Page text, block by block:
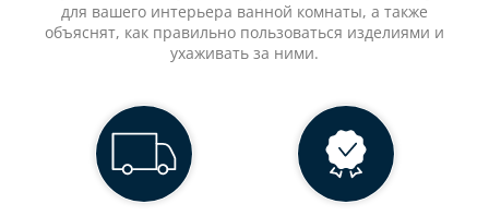
для вашего интерьера ванной комнаты, а также
объяснят, как правильно пользоваться изделиями и
ухаживать за ними.